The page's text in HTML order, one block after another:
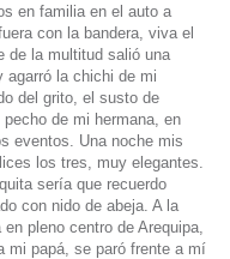
en familia en el auto a
con la bandera, viva el
de la multitud salió una
agarró la chichi de mi
del grito, el susto de
de mi hermana, en
eventos. Una noche mis
los tres, muy elegantes.
sería que recuerdo
con nido de abeja. A la
pleno centro de Arequipa,
mi papá, se paró frente a mí